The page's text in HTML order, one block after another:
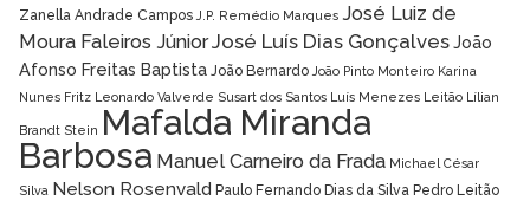
Zanella Andrade Campos J.P. Remédio Marques José Luiz de
Moura Faleiros JúniorJosé Luís Dias GonçalvesJoão
Afonso Freitas Baptista João Bernardo João Pinto Monteiro Karina
Nunes Fritz Leonardo Valverde Susart dos Santos Luís Menezes Leitão Lílian
Brandt Stein Mafalda Miranda
Barbosa Manuel Carneiro da Frada Michael César
Silva Nelson Rosenvald Paulo Fernando Dias da Silva Pedro Leitão